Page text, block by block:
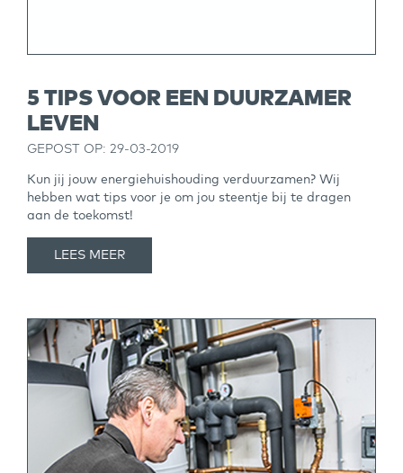
5 TIPS VOOR EEN DUURZAMER
LEVEN
GEPOST OP: 29-03-2019
Kun jij jouw energiehuishouding verduurzamen? Wij
hebben wat tips voor je om jou steentje bij te dragen
aan de toekomst!
LEES MEER